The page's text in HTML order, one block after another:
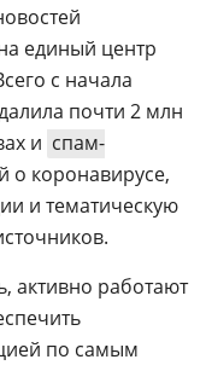
единый центр
с начала
почти 2 млн
и спам-
коронавирусе,
и тематическую
активно работают
по самым